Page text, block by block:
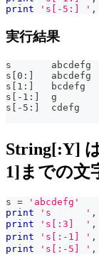
print
's[-5:] ' ,
実行結果
s       abcdefg
s[0:]   abcdefg
s[1:]   bcdefg
s[-1:]  g
s[-5:]  cdefg
String[:Y]
1]までの文
s =
'abcdefg'
print
's      ' ,
print
's[:3]  ' ,
print
's[:-1] ' ,
print
's[:-5] ' ,